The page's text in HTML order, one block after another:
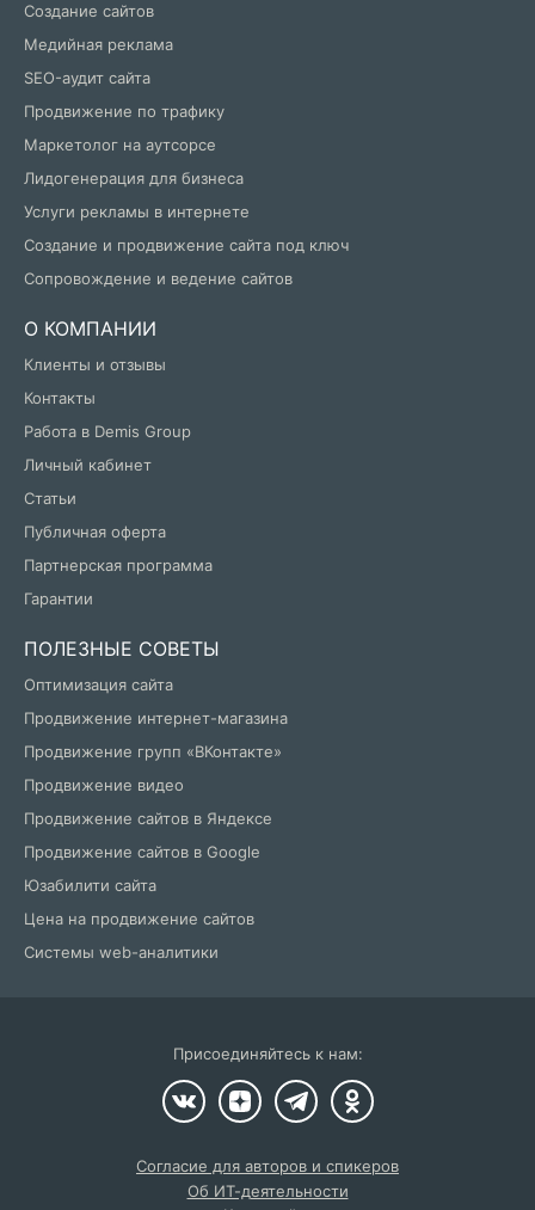
Создание сайтов
Медийная реклама
SEO-аудит сайта
Продвижение по трафику
Маркетолог на аутсорсе
Лидогенерация для бизнеса
Услуги рекламы в интернете
Создание и продвижение сайта под ключ
Сопровождение и ведение сайтов
О КОМПАНИИ
Клиенты и отзывы
Контакты
Работа в Demis Group
Личный кабинет
Статьи
Публичная оферта
Партнерская программа
Гарантии
ПОЛЕЗНЫЕ СОВЕТЫ
Оптимизация сайта
Продвижение интернет-магазина
Продвижение групп «ВКонтакте»
Продвижение видео
Продвижение сайтов в Яндексе
Продвижение сайтов в Google
Юзабилити сайта
Цена на продвижение сайтов
Системы web-аналитики
Присоединяйтесь к нам:
Об ИТ-деятельности
Согласие для авторов и спикеров